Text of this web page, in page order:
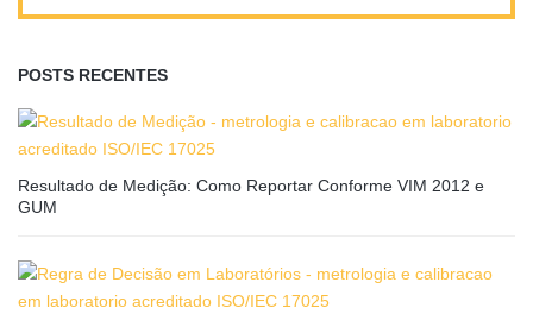
POSTS RECENTES
Resultado de Medição: Como Reportar Conforme VIM 2012 e
GUM